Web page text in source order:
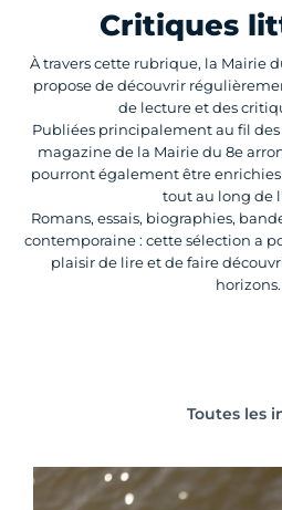
Critiques
À travers cette rubrique, la Mairie
propose de découvrir
de lecture et des
Publiées principalement au fil
magazine de la Mairie du 8e
pourront également être
tout au long de
Romans, essais, biographies,
contemporaine : cette sélection a
plaisir de lire et de faire
horizons.
Toutes les